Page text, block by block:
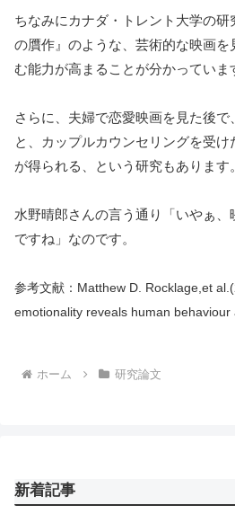
ちなみにカナダ・トレント大学の
の贋作』のような、芸術的な映画を
む能力が高まることが分かっていま
さらに、夫婦で恋愛映画を見た後で
と、カップルカウンセリングを受
が得られる、という研究もあります。
水野晴郎さんの言う通り「いやぁ
ですね」なのです。
参考文献：Matthew D. Rocklage,et
emotionality reveals human behaviour
ホーム 研究論文
新着記事